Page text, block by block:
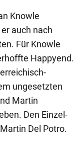
Knowle
auch nach
Für Knowle
Happyend.
ungesetzten
Martin
Den Einzel-
Del Potro.